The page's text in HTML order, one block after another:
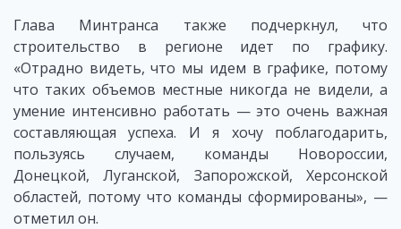
Глава Минтранса также подчеркнул, что
строительство в регионе идет по графику.
«Отрадно видеть, что мы идем в графике, потому
что таких объемов местные никогда не видели, а
умение интенсивно работать — это очень важная
составляющая успеха. И я хочу поблагодарить,
пользуясь случаем, команды Новороссии,
Донецкой, Луганской, Запорожской, Херсонской
областей, потому что команды сформированы», —
отметил он.